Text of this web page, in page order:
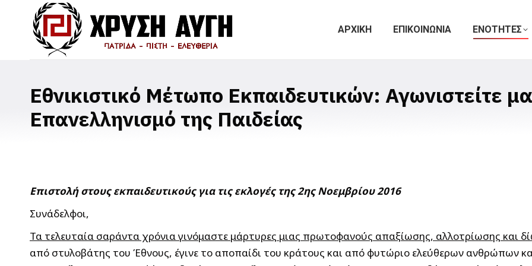
ΑΡΧΙΚΗ ΕΠΙΚΟΙΝΩΝΙΑ ΕΝΟΤΗΤΕΣ
Εθνικιστικό Μέτωπο Εκπαιδευτικών: Αγωνιστείτε
Επανελληνισμό της Παιδείας
Επιστολή στους εκπαιδευτικούς για τις εκλογές της 2ης Νοεμβρίου 2016
Συνάδελφοι,
Τα τελευταία σαράντα χρόνια γινόμαστε μάρτυρες μιας πρωτοφανούς απαξίωσης, αλλοτρίωσης και
από στυλοβάτης του Έθνους, έγινε το αποπαίδι του κράτους και από φυτώριο ελεύθερων ανθρώπων